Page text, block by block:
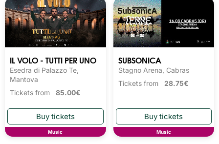
IL VOLO - TUTTI PER UNO
Esedra di Palazzo Te,
Mantova
Tickets from 85.00€
Music
SUBSONICA
Stagno Arena, Cabras
Tickets from 28.75€
Music